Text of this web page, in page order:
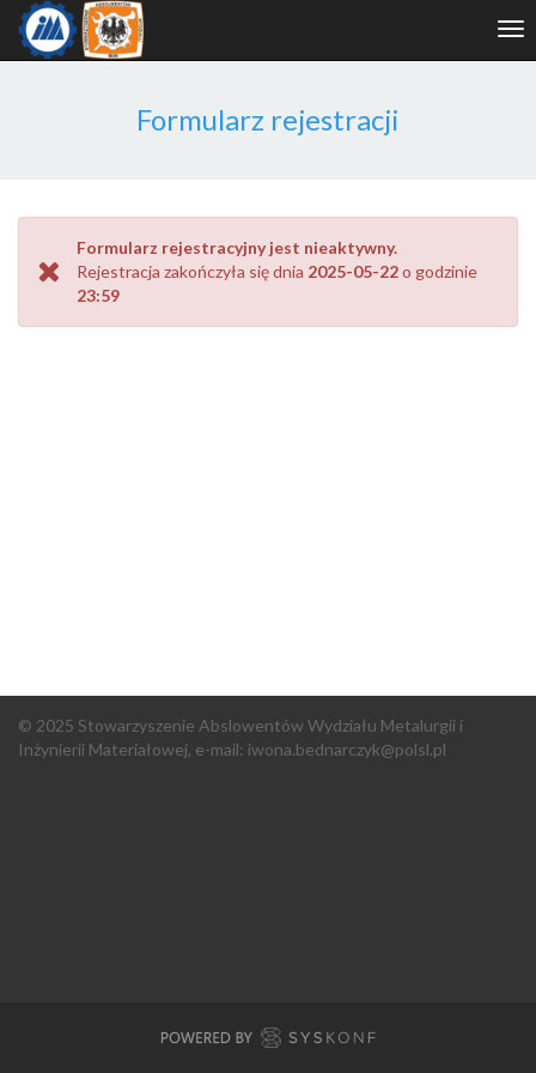
Formularz rejestracji
Formularz rejestracyjny jest nieaktywny.
Rejestracja zakończyła się dnia 2025-05-22o godzinie
23:59
© 2025 Stowarzyszenie Abslowentów Wydziału Metalurgii i
Inżynierii Materiałowej, e-mail: iwona.bednarczyk@polsl.pl